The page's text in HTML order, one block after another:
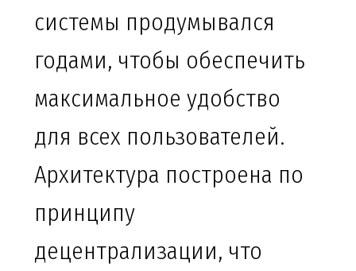
системы продумывался
годами, чтобы обеспечить
максимальное удобство
для всех пользователей.
Архитектура построена по
принципу
децентрализации, что